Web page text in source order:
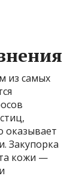
из самых
оказывает
Закупорка
кожи —